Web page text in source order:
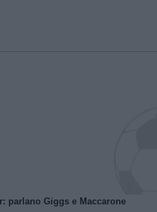
parlano Giggs e Maccarone